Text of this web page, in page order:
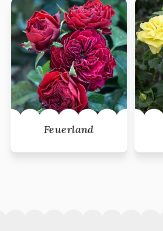
Feuerland